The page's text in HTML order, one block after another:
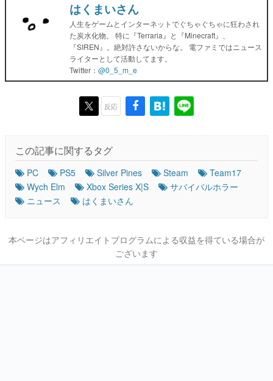
はくまいさん
人生をゲームとインターネットでぐちゃぐちゃに狂わされ
た炭水化物。 特に『Terraria』と『Minecraft』、
『SIREN』。絶対許さないからな。 電ファミではニュース
ライターとして活動してます。
Twitter： @0_5_m_e
反応
この記事に関するタグ
PC PS5 Silver Pines Steam
Team17
Wych Elm
Xbox Series X|S
サバイバルホラー
ニュース
はくまいさん
本ページはアフィリエイトプログラムによる収益を得ている場合が
ございます